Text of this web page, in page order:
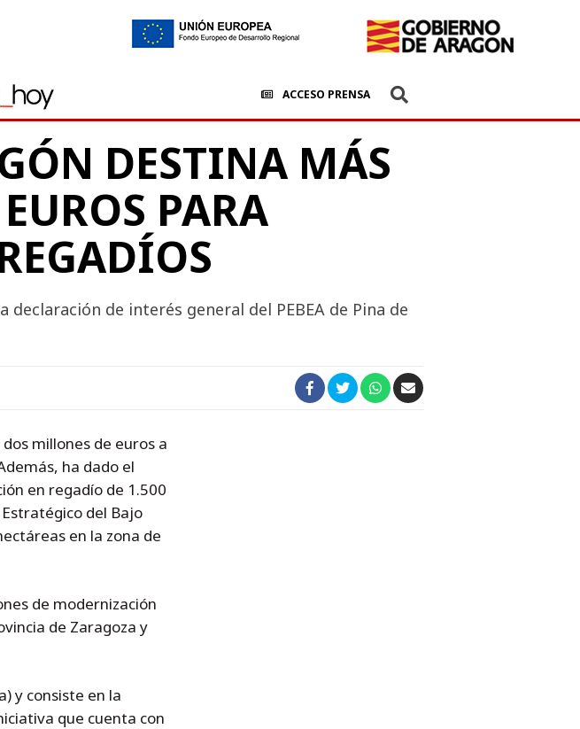
ACCESO PRENSA
DESTINA MÁS
PARA
de interés general del PEBEA de Pina de
millones de euros a
ha dado el
en regadío de 1.500
Estratégico del Bajo
en la zona de
de modernización
de Zaragoza y
y consiste en la
que cuenta con